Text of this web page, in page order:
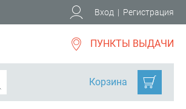
Вход | Регистрация
ПУНКТЫ ВЫДАЧИ
Корзина